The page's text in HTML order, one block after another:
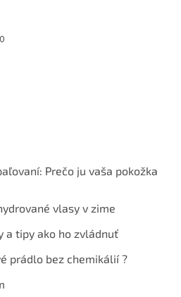
Prečo ju vaša pokožka
vlasy v zime
a tipy ako ho zvládnuť
prádlo bez chemikálií ?